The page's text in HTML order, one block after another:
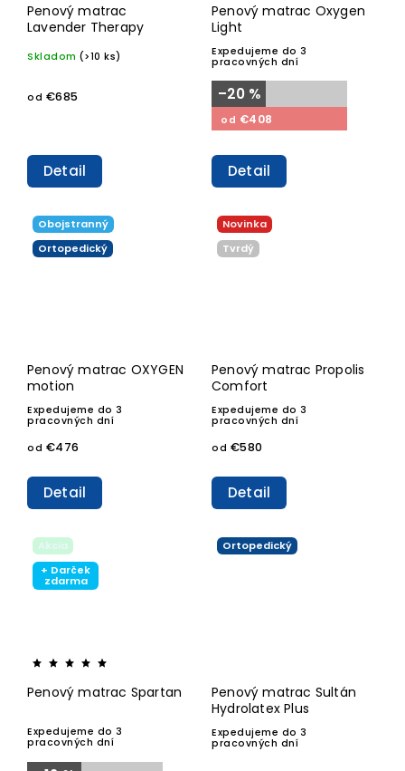
Penový matrac
Lavender Therapy
Skladom (>10 ks)
od €685
Detail
Penový matrac Oxygen
Light
Expedujeme do 3
pracovných dní
–20 %
od €408
Detail
Obojstranný
Ortopedický
Penový matrac OXYGEN
motion
Expedujeme do 3
pracovných dní
od €476
Detail
Novinka
Tvrdý
Penový matrac Propolis
Comfort
Expedujeme do 3
pracovných dní
od €580
Detail
Akcia
+ Darček
zdarma
Penový matrac Spartan
Expedujeme do 3
pracovných dní
Ortopedický
Penový matrac Sultán
Hydrolatex Plus
Expedujeme do 3
pracovných dní